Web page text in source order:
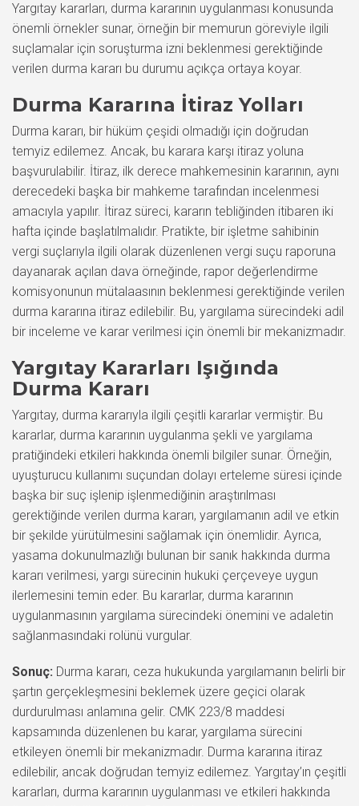
Yargıtay kararları, durma kararının uygulanması konusunda
önemli örnekler sunar, örneğin bir memurun göreviyle ilgili
suçlamalar için soruşturma izni beklenmesi gerektiğinde
verilen durma kararı bu durumu açıkça ortaya koyar.
Durma Kararına İtiraz Yolları
Durma kararı, bir hüküm çeşidi olmadığı için doğrudan
temyiz edilemez. Ancak, bu karara karşı itiraz yoluna
başvurulabilir. İtiraz, ilk derece mahkemesinin kararının, aynı
derecedeki başka bir mahkeme tarafından incelenmesi
amacıyla yapılır. İtiraz süreci, kararın tebliğinden itibaren iki
hafta içinde başlatılmalıdır. Pratikte, bir işletme sahibinin
vergi suçlarıyla ilgili olarak düzenlenen vergi suçu raporuna
dayanarak açılan dava örneğinde, rapor değerlendirme
komisyonunun mütalaasının beklenmesi gerektiğinde verilen
durma kararına itiraz edilebilir. Bu, yargılama sürecindeki adil
bir inceleme ve karar verilmesi için önemli bir mekanizmadır.
Yargıtay Kararları Işığında
Durma Kararı
Yargıtay, durma kararıyla ilgili çeşitli kararlar vermiştir. Bu
kararlar, durma kararının uygulanma şekli ve yargılama
pratiğindeki etkileri hakkında önemli bilgiler sunar. Örneğin,
uyuşturucu kullanımı suçundan dolayı erteleme süresi içinde
başka bir suç işlenip işlenmediğinin araştırılması
gerektiğinde verilen durma kararı, yargılamanın adil ve etkin
bir şekilde yürütülmesini sağlamak için önemlidir. Ayrıca,
yasama dokunulmazlığı bulunan bir sanık hakkında durma
kararı verilmesi, yargı sürecinin hukuki çerçeveye uygun
ilerlemesini temin eder. Bu kararlar, durma kararının
uygulanmasının yargılama sürecindeki önemini ve adaletin
sağlanmasındaki rolünü vurgular.
Sonuç: Durma kararı, ceza hukukunda yargılamanın belirli bir
şartın gerçekleşmesini beklemek üzere geçici olarak
durdurulması anlamına gelir. CMK 223/8 maddesi
kapsamında düzenlenen bu karar, yargılama sürecini
etkileyen önemli bir mekanizmadır. Durma kararına itiraz
edilebilir, ancak doğrudan temyiz edilemez. Yargıtay’ın çeşitli
kararları, durma kararının uygulanması ve etkileri hakkında